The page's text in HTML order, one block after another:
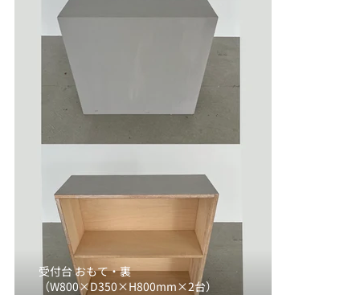
受付台 おもて・裏
（W800×D350×H800mm×2台）